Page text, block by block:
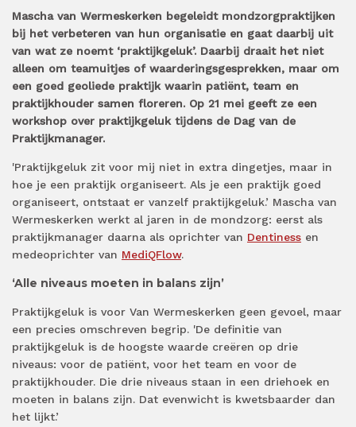
Mascha van Wermeskerken begeleidt mondzorgpraktijken
bij het verbeteren van hun organisatie en gaat daarbij uit
van wat ze noemt ‘praktijkgeluk’. Daarbij draait het niet
alleen om teamuitjes of waarderingsgesprekken, maar om
een goed geoliede praktijk waarin patiënt, team en
praktijkhouder samen floreren. Op 21 mei geeft ze een
workshop over praktijkgeluk tijdens de Dag van de
Praktijkmanager.
'Praktijkgeluk zit voor mij niet in extra dingetjes, maar in
hoe je een praktijk organiseert. Als je een praktijk goed
organiseert, ontstaat er vanzelf praktijkgeluk.’ Mascha van
Wermeskerken werkt al jaren in de mondzorg: eerst als
praktijkmanager daarna als oprichter van Dentiness en
medeoprichter van MediQFlow.
‘Alle niveaus moeten in balans zijn’
Praktijkgeluk is voor Van Wermeskerken geen gevoel, maar
een precies omschreven begrip. 'De definitie van
praktijkgeluk is de hoogste waarde creëren op drie
niveaus: voor de patiënt, voor het team en voor de
praktijkhouder. Die drie niveaus staan in een driehoek en
moeten in balans zijn. Dat evenwicht is kwetsbaarder dan
het lijkt.’